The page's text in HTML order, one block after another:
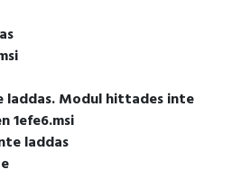
laddas. Modul hittades inte
1efe6.msi
laddas